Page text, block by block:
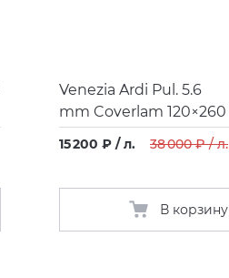
Venezia Ardi Pul. 5.6
mm Coverlam 120×260
15 200 ₽ / л. 38 000 ₽ / л.
В корзину